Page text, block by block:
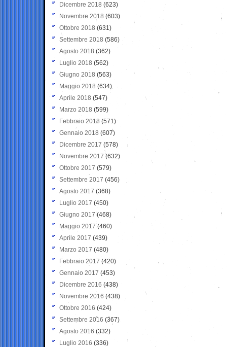
Dicembre 2018 (623)
Novembre 2018 (603)
Ottobre 2018 (631)
Settembre 2018 (586)
Agosto 2018 (362)
Luglio 2018 (562)
Giugno 2018 (563)
Maggio 2018 (634)
Aprile 2018 (547)
Marzo 2018 (599)
Febbraio 2018 (571)
Gennaio 2018 (607)
Dicembre 2017 (578)
Novembre 2017 (632)
Ottobre 2017 (579)
Settembre 2017 (456)
Agosto 2017 (368)
Luglio 2017 (450)
Giugno 2017 (468)
Maggio 2017 (460)
Aprile 2017 (439)
Marzo 2017 (480)
Febbraio 2017 (420)
Gennaio 2017 (453)
Dicembre 2016 (438)
Novembre 2016 (438)
Ottobre 2016 (424)
Settembre 2016 (367)
Agosto 2016 (332)
Luglio 2016 (336)